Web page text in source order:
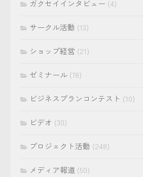
ガクセイインタビュー (4)
サークル活動 (13)
ショップ経営 (21)
ゼミナール (78)
ビジネスプランコンテスト (10)
ビデオ (30)
プロジェクト活動 (248)
メディア報道 (50)